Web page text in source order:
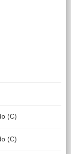
(C)
(C)